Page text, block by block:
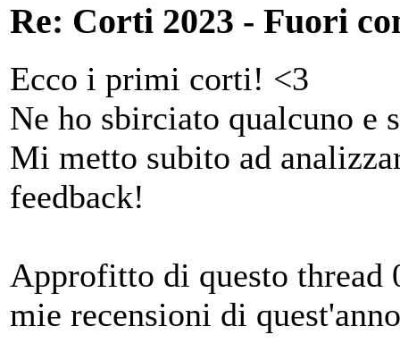
Re: Corti 2023 - Fuori
Ecco i primi corti! <3
Ne ho sbirciato qualcuno e
Mi metto subito ad
feedback!
Approfitto di questo thread
mie recensioni di